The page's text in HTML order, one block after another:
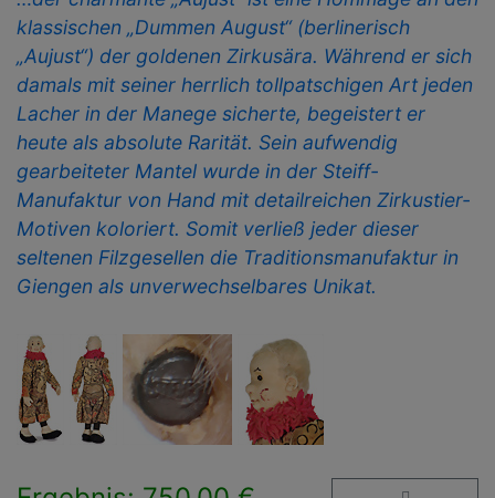
klassischen „Dummen August“ (berlinerisch
„Aujust“) der goldenen Zirkusära. Während er sich
damals mit seiner herrlich tollpatschigen Art jeden
Lacher in der Manege sicherte, begeistert er
heute als absolute Rarität. Sein aufwendig
gearbeiteter Mantel wurde in der Steiff-
Manufaktur von Hand mit detailreichen Zirkustier-
Motiven koloriert. Somit verließ jeder dieser
seltenen Filzgesellen die Traditionsmanufaktur in
Giengen als unverwechselbares Unikat.